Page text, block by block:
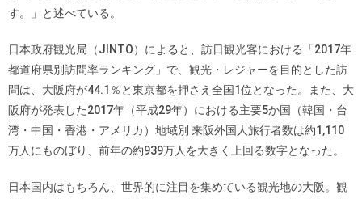
す。」と述べている。
日本政府観光局（JINTO）によると、訪日観光客における「2017年
都道府県別訪問率ランキング」で、観光・レジャーを目的とした訪
問は、大阪府が44.1％と東京都を押さえ全国1位となった。また、大
阪府が発表した2017年（平成29年）における主要5か国（韓国・台
湾・中国・香港・アメリカ）地域別 来阪外国人旅行者数は約1,110
万人にものぼり、前年の約939万人を大きく上回る数字となった。
日本国内はもちろん、世界的に注目を集めている観光地の大阪。観